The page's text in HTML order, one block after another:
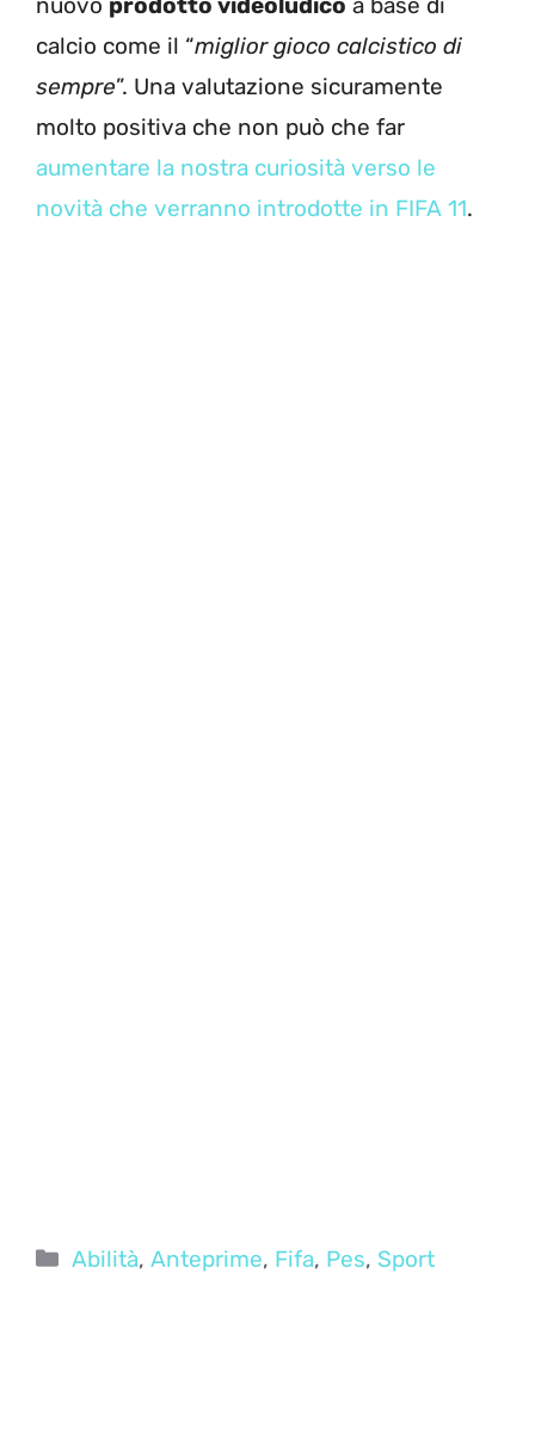
calcio come il “miglior gioco calcistico di
sempre”. Una valutazione sicuramente
molto positiva che non può che far
aumentare la nostra curiosità verso le
novità che verranno introdotte in FIFA 11.
Categorie
Abilità,Anteprime, Fifa, Pes, Sport